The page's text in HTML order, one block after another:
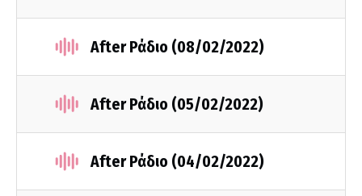
After Ράδιο (08/02/2022)
After Ράδιο (05/02/2022)
After Ράδιο (04/02/2022)